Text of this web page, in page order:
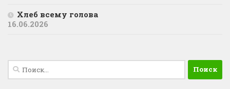
Хлеб всему голова
16.06.2026
Найти: